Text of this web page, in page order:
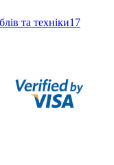
та техніки17